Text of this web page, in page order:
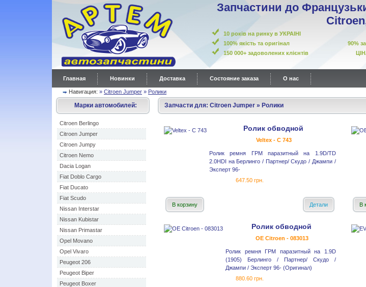
Запчастини до
10 років на ринку в
100% якість та оригінал 90%
150 000+ задоволених клієнтів ЦІНА
Главная Новинки Доставка Состояние заказа О нас
Навигация: » Citroen Jumper » Ролики
Марки автомобилей:
Citroen Berlingo
Citroen Jumper
Citroen Jumpy
Citroen Nemo
Dacia Logan
Fiat Doblo Cargo
Fiat Ducato
Fiat Scudo
Nissan Interstar
Nissan Kubistar
Nissan Primastar
Opel Movano
Opel Vivaro
Peugeot 206
Peugeot Biper
Peugeot Boxer
Запчасти для: Citroen Jumper » Ролики
Ролик обводной
Veltex - C 743
Ролик ремня ГРМ паразитный на 1.9D/TD
2.0HDI на Берлинго / Партнер/ Скудо / Джампи /
Эксперт 96-
647.50 грн.
В корзину Детали В
Ролик обводной
OE Citroen - 083013
Ролик ремня ГРМ паразитный на 1.9D
(1905) Берлинго / Партнер/ Скудо /
Джампи / Эксперт 96- (Оригинал)
880.60 грн.